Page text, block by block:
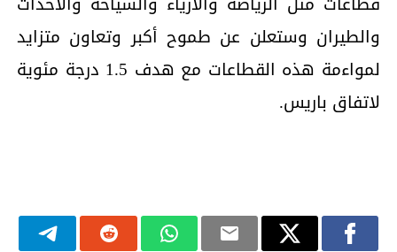
والطيران وستعلن عن طموح أكبر وتعاون متزايد
لمواءمة هذه القطاعات مع هدف 1.5 درجة مئوية
لاتفاق باريس.